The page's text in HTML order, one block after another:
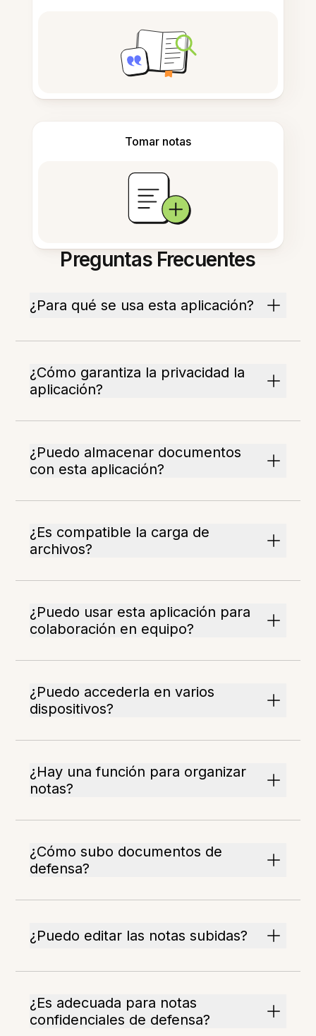
Tomar notas
Preguntas Frecuentes
¿Para qué se usa esta aplicación?
¿Cómo garantiza la privacidad la
aplicación?
¿Puedo almacenar documentos
con esta aplicación?
¿Es compatible la carga de
archivos?
¿Puedo usar esta aplicación para
colaboración en equipo?
¿Puedo accederla en varios
dispositivos?
¿Hay una función para organizar
notas?
¿Cómo subo documentos de
defensa?
¿Puedo editar las notas subidas?
¿Es adecuada para notas
confidenciales de defensa?